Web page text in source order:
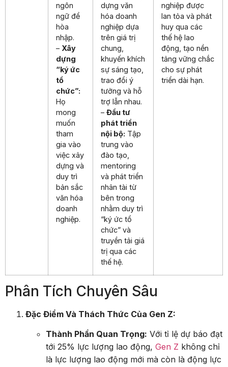
ngôn
ngữ để
hòa
nhập.
– Xây
dựng
“ký ức
tổ
chức”:
Họ
mong
muốn
tham
gia vào
việc xây
dựng và
duy trì
bản sắc
văn hóa
doanh
nghiệp.
dựng văn
hóa doanh
nghiệp dựa
trên giá trị
chung,
khuyến khích
sự sáng tạo,
trao đổi ý
tưởng và hỗ
trợ lẫn nhau.
– Đầu tư
phát triển
nội bộ: Tập
trung vào
đào tạo,
mentoring
và phát triển
nhân tài từ
bên trong
nhằm duy trì
“ký ức tổ
chức” và
truyền tải giá
trị qua các
thế hệ.
nghiệp được
lan tỏa và phát
huy qua các
thế hệ lao
động, tạo nền
tảng vững chắc
cho sự phát
triển dài hạn.
Phân Tích Chuyên Sâu
Đặc Điểm Và Thách Thức Của Gen Z:
Thành Phần Quan Trọng: Với tỉ lệ dự báo đạt
tới 25% lực lượng lao động, Gen Z không chỉ
là lực lượng lao động mới mà còn là động lực